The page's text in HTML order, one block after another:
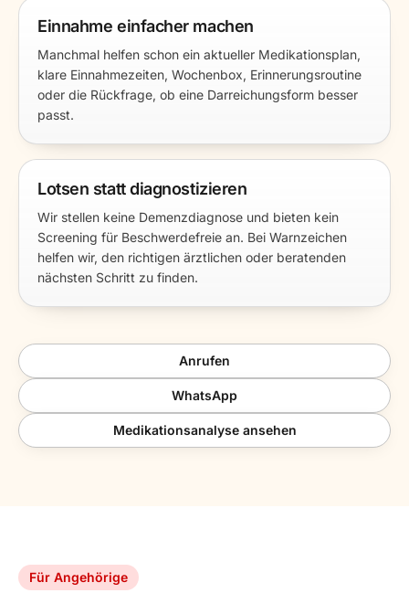
Einnahme einfacher machen
Manchmal helfen schon ein aktueller Medikationsplan,
klare Einnahmezeiten, Wochenbox, Erinnerungsroutine
oder die Rückfrage, ob eine Darreichungsform besser
passt.
Lotsen statt diagnostizieren
Wir stellen keine Demenzdiagnose und bieten kein
Screening für Beschwerdefreie an. Bei Warnzeichen
helfen wir, den richtigen ärztlichen oder beratenden
nächsten Schritt zu finden.
Anrufen
WhatsApp
Medikationsanalyse ansehen
Für Angehörige